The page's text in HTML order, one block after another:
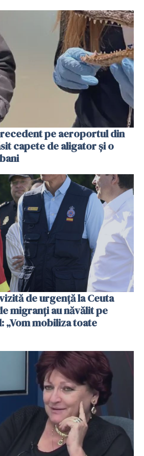
pe aeroportul din
capete de aligator și o
de urgență la Ceuta
migranți au năvălit pe
mobiliza toate